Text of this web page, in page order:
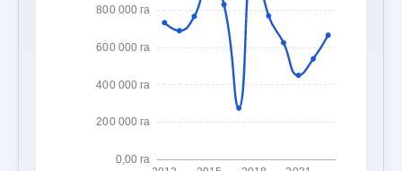
0,00 га
200 000 га
400 000 га
600 000 га
800 000 га